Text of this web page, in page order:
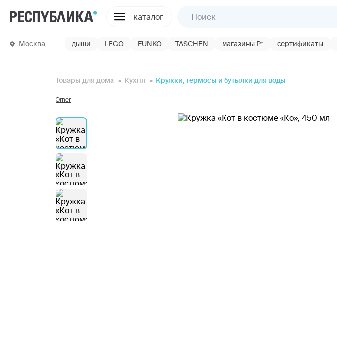
каталог
Москва дыши LEGO FUNKO TASCHEN магазины Р* сертификаты
Товары для дома Кухня Кружки, термосы и бутылки для воды
Orner